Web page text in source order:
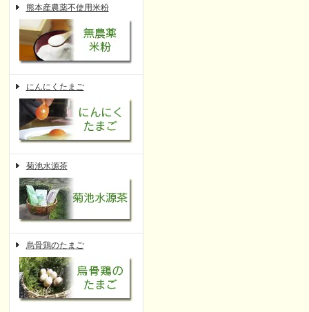
熊本産農薬不使用米粉
にんにくたまご
菊池水源茶
烏骨鶏のたまご